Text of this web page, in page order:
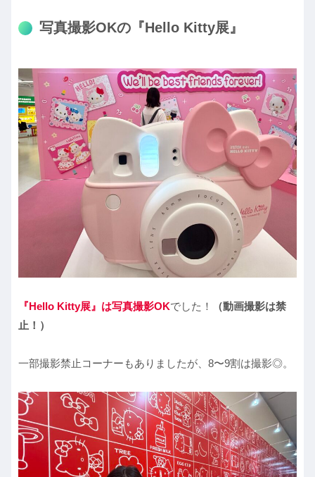
写真撮影OKの『Hello Kitty展』
『Hello Kitty展』は写真撮影OKでした！
（動画撮影は禁
止！）
一部撮影禁止コーナーもありましたが、8〜9割は撮影◎。